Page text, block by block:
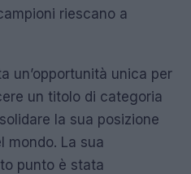
riescano a
un’opportunità unica per
un titolo di categoria
la sua posizione
mondo. La sua
punto è stata